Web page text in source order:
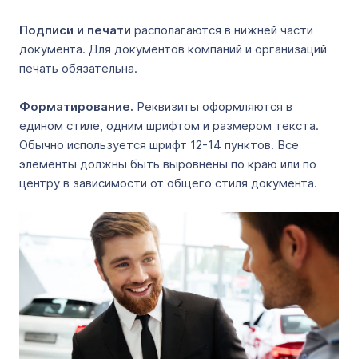
Подписи и печати располагаются в нижней части
документа. Для документов компаний и организаций
печать обязательна.
Форматирование. Реквизиты оформляются в
едином стиле, одним шрифтом и размером текста.
Обычно используется шрифт 12-14 пунктов. Все
элементы должны быть выровнены по краю или по
центру в зависимости от общего стиля документа.